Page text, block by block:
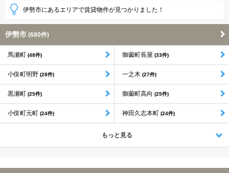
伊勢市にあるエリアで賃貸物件が見つかりました！
伊勢市 (680件)
馬瀬町 (48件) 御薗町長屋 (33件)
小俣町明野 (28件) 一之木 (27件)
黒瀬町 (25件) 御薗町高向 (25件)
小俣町元町 (24件) 神田久志本町 (24件)
もっと見る